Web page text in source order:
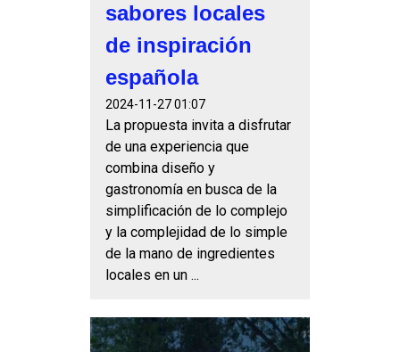
sabores locales
de inspiración
española
2024-11-27 01:07
La propuesta invita a disfrutar
de una experiencia que
combina diseño y
gastronomía en busca de la
simplificación de lo complejo
y la complejidad de lo simple
de la mano de ingredientes
locales en un ...